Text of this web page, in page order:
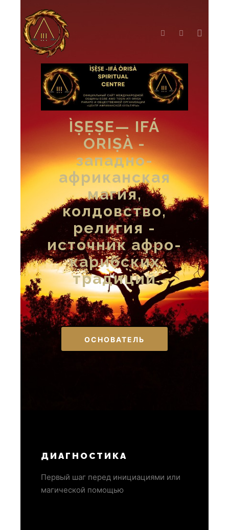
ÌṢẸṢE— IFÁ
ORIṢÀ -
западно-
африканская
магия,
колдовство,
религия -
источник афро-
карибских
традиций
ОСНОВАТЕЛЬ
ДИАГНОСТИКА
Первый шаг перед инициациями или
магической помощью